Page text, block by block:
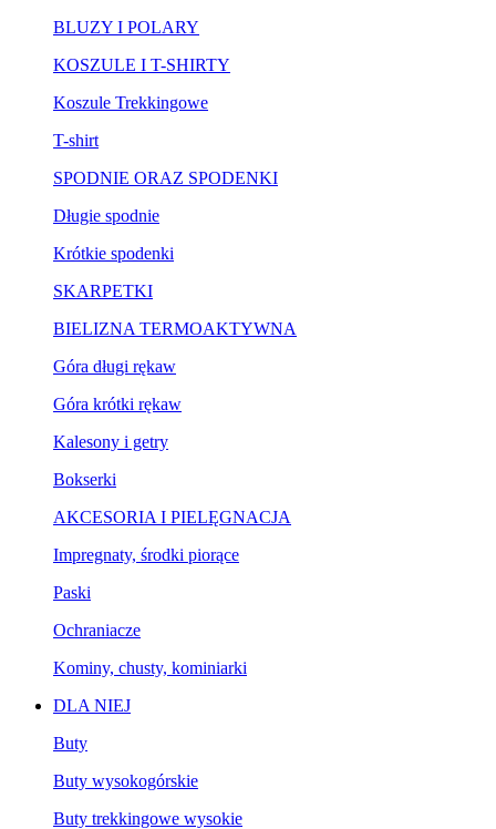
BLUZY I POLARY
KOSZULE I T-SHIRTY
Koszule Trekkingowe
T-shirt
SPODNIE ORAZ SPODENKI
Długie spodnie
Krótkie spodenki
SKARPETKI
BIELIZNA TERMOAKTYWNA
Góra długi rękaw
Góra krótki rękaw
Kalesony i getry
Bokserki
AKCESORIA I PIELĘGNACJA
Impregnaty, środki piorące
Paski
Ochraniacze
Kominy, chusty, kominiarki
DLA NIEJ
Buty
Buty wysokogórskie
Buty trekkingowe wysokie